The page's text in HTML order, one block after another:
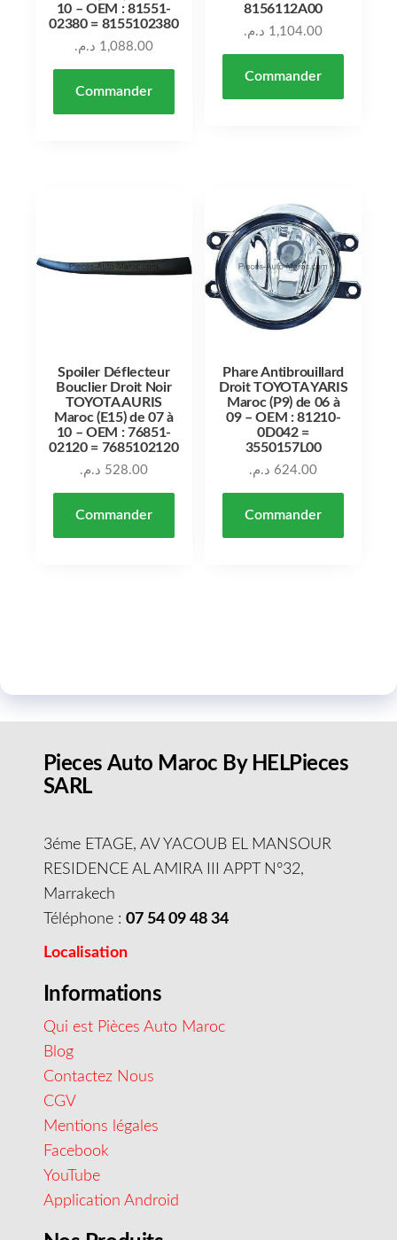
10 – OEM : 81551-
02380 = 8155102380
1,088.00 د.م.
Commander
8156112A00
1,104.00 د.م.
Commander
Spoiler Déflecteur
Bouclier Droit Noir
TOYOTA AURIS
Maroc (E15) de 07 à
10 – OEM : 76851-
02120 = 7685102120
528.00 د.م.
Commander
Phare Antibrouillard
Droit TOYOTA YARIS
Maroc (P9) de 06 à
09 – OEM : 81210-
0D042 =
3550157L00
624.00 د.م.
Commander
Pieces Auto Maroc By HELPieces
SARL
3éme ETAGE, AV YACOUB EL MANSOUR
RESIDENCE AL AMIRA III APPT N°32,
Marrakech
Téléphone : 07 54 09 48 34
Localisation
Informations
Qui est Pièces Auto Maroc
Blog
Contactez Nous
CGV
Mentions légales
Facebook
YouTube
Application Android